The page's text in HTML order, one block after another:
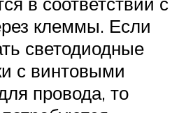
клеммы. Если
светодиодные
с винтовыми
провода, то